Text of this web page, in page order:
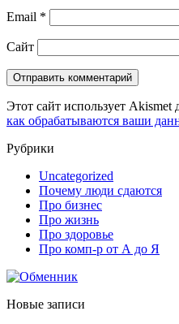
Email *
Сайт
Этот сайт использует Akismet
как обрабатываются ваши
Рубрики
Uncategorized
Почему люди сдаются
Про бизнес
Про жизнь
Про здоровье
Про комп-р от А до Я
Новые записи